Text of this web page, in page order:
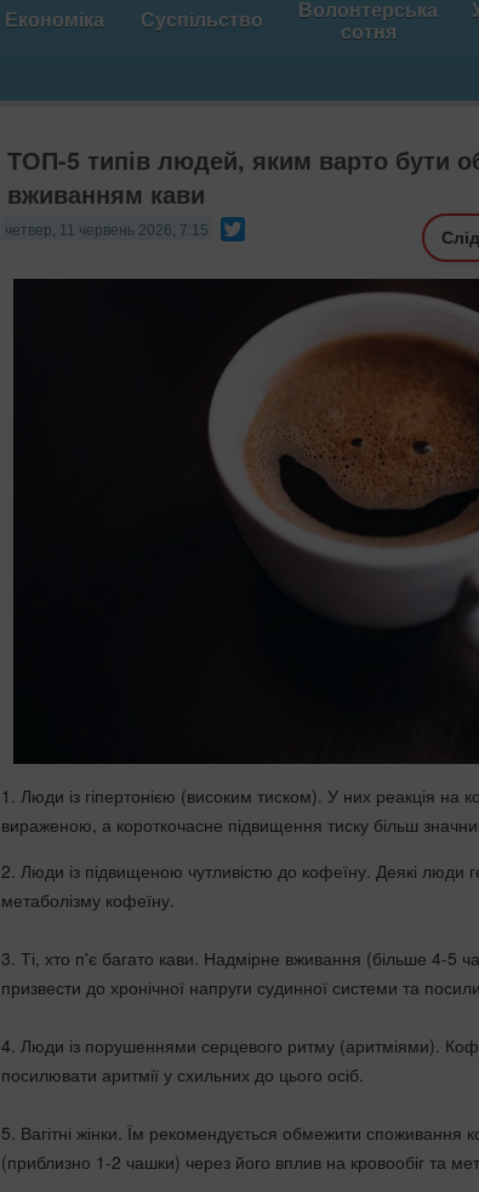
Економіка Суспільство Волонтерська
сотня
ТОП-5 типів людей, яким варто бути
вживанням кави
четвер, 11 червень 2026, 7:15
1. Люди із гіпертонією (високим тиском). У них реакція на
вираженою, а короткочасне підвищення тиску більш
2. Люди із підвищеною чутливістю до кофеїну. Деякі люди
метаболізму кофеїну.
3. Ті, хто п'є багато кави. Надмірне вживання (більше 4-5
призвести до хронічної напруги судинної системи та
4. Люди із порушеннями серцевого ритму (аритміями).
посилювати аритмії у схильних до цього осіб.
5. Вагітні жінки. Їм рекомендується обмежити споживання
(приблизно 1-2 чашки) через його вплив на кровообіг та